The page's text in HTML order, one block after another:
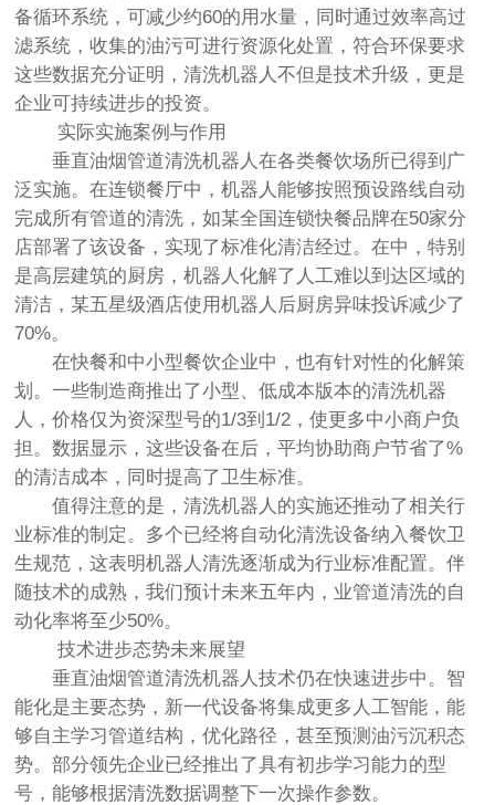
备循环系统，可减少约60的用水量，同时通过效率高过
滤系统，收集的油污可进行资源化处置，符合环保要求
这些数据充分证明，清洗机器人不但是技术升级，更是
企业可持续进步的投资。
实际实施案例与作用
垂直油烟管道清洗机器人在各类餐饮场所已得到广
泛实施。在连锁餐厅中，机器人能够按照预设路线自动
完成所有管道的清洗，如某全国连锁快餐品牌在50家分
店部署了该设备，实现了标准化清洁经过。在中，特别
是高层建筑的厨房，机器人化解了人工难以到达区域的
清洁，某五星级酒店使用机器人后厨房异味投诉减少了
70%。
在快餐和中小型餐饮企业中，也有针对性的化解策
划。一些制造商推出了小型、低成本版本的清洗机器
人，价格仅为资深型号的1/3到1/2，使更多中小商户负
担。数据显示，这些设备在后，平均协助商户节省了%
的清洁成本，同时提高了卫生标准。
值得注意的是，清洗机器人的实施还推动了相关行
业标准的制定。多个已经将自动化清洗设备纳入餐饮卫
生规范，这表明机器人清洗逐渐成为行业标准配置。伴
随技术的成熟，我们预计未来五年内，业管道清洗的自
动化率将至少50%。
技术进步态势未来展望
垂直油烟管道清洗机器人技术仍在快速进步中。智
能化是主要态势，新一代设备将集成更多人工智能，能
够自主学习管道结构，优化路径，甚至预测油污沉积态
势。部分领先企业已经推出了具有初步学习能力的型
号，能够根据清洗数据调整下一次操作参数。